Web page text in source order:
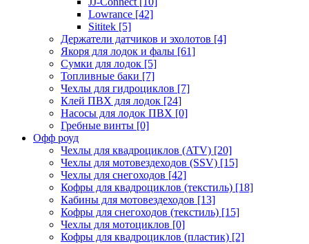
Lowrance [42]
Sititek [5]
Держатели датчиков и эхолотов [4]
Якоря для лодок и фалы [61]
Сумки для лодок [5]
Топливные баки [7]
Чехлы для гидроциклов [7]
Клей ПВХ для лодок [24]
Насосы для лодок ПВХ [0]
Гребные винты [0]
Офф роуд
Чехлы для квадроциклов (ATV) [20]
Чехлы для мотовездеходов (SSV) [15]
Чехлы для снегоходов [42]
Кофры для квадроциклов (текстиль) [18]
Кабины для мотовездеходов [13]
Кофры для снегоходов (текстиль) [15]
Чехлы для мотоциклов [0]
Кофры для квадроциклов (пластик) [2]